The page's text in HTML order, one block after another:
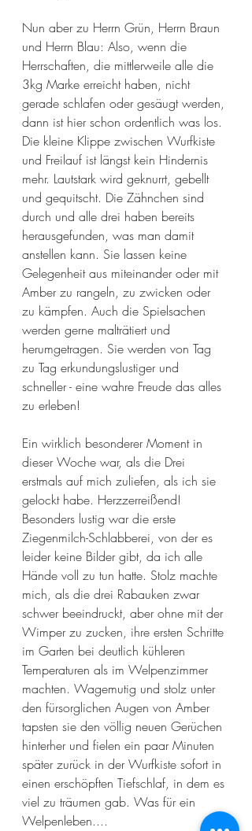
Nun aber zu Herrn Grün, Herrn Braun
und Herrn Blau: Also, wenn die
Herrschaften, die mittlerweile alle die
3kg Marke erreicht haben, nicht
gerade schlafen oder gesäugt werden,
dann ist hier schon ordentlich was los.
Die kleine Klippe zwischen Wurfkiste
und Freilauf ist längst kein Hindernis
mehr. Lautstark wird geknurrt, gebellt
und gequitscht. Die Zähnchen sind
durch und alle drei haben bereits
herausgefunden, was man damit
anstellen kann. Sie lassen keine
Gelegenheit aus miteinander oder mit
Amber zu rangeln, zu zwicken oder
zu kämpfen. Auch die Spielsachen
werden gerne malträtiert und
herumgetragen. Sie werden von Tag
zu Tag erkundungslustiger und
schneller - eine wahre Freude das alles
zu erleben!
Ein wirklich besonderer Moment in
dieser Woche war, als die Drei
erstmals auf mich zuliefen, als ich sie
gelockt habe. Herzzerreißend!
Besonders lustig war die erste
Ziegenmilch-Schlabberei, von der es
leider keine Bilder gibt, da ich alle
Hände voll zu tun hatte. Stolz machte
mich, als die drei Rabauken zwar
schwer beeindruckt, aber ohne mit der
Wimper zu zucken, ihre ersten Schritte
im Garten bei deutlich kühleren
Temperaturen als im Welpenzimmer
machten. Wagemutig und stolz unter
den fürsorglichen Augen von Amber
tapsten sie den völlig neuen Gerüchen
hinterher und fielen ein paar Minuten
später zurück in der Wurfkiste sofort in
einen erschöpften Tiefschlaf, in dem es
viel zu träumen gab. Was für ein
Welpenleben....